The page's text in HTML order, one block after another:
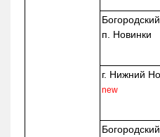
п. Новинки
г. Нижний
new